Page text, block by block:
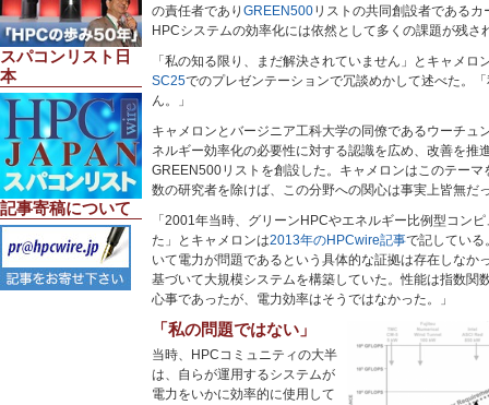
スパコンリスト日
本
記事寄稿について
の責任者であり GREEN500リストの共同創設者である
HPCシステムの効率化には依然として多くの課題が残さ
「私の知る限り、まだ解決されていません」とキャメロ
SC25でのプレゼンテーションで冗談めかして述べた。
ん。」
キャメロンとバージニア工科大学の同僚であるウーチュ
ネルギー効率化の必要性に対する認識を広め、改善を推
GREEN500リストを創設した。キャメロンはこのテー
数の研究者を除けば、この分野への関心は事実上皆無だ
「2001年当時、グリーンHPCやエネルギー比例型コン
た」とキャメロンは2013年のHPCwire記事で記している
いて電力が問題であるという具体的な証拠は存在しなか
基づいて大規模システムを構築していた。性能は指数関
心事であったが、電力効率はそうではなかった。」
「私の問題ではない」
当時、HPCコミュニティの大半
は、自らが運用するシステムが
電力をいかに効率的に使用して